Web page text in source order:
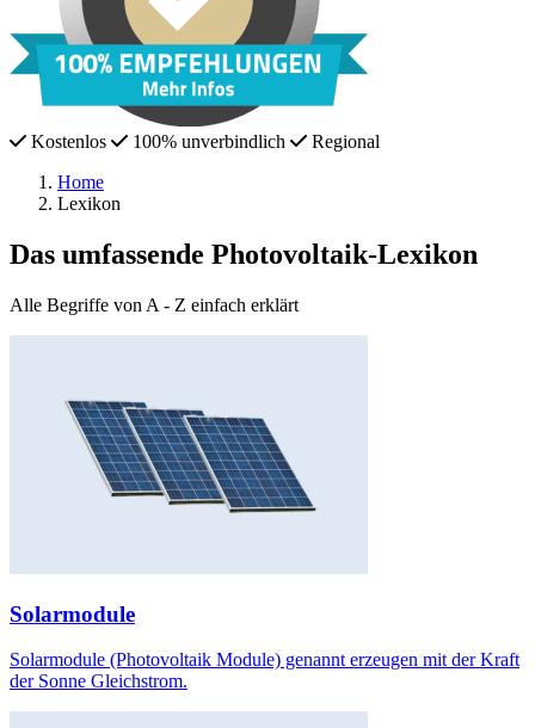
Kostenlos 100% unverbindlich
Regional
Home
Lexikon
Das umfassende Photovoltaik-Lexikon
Alle Begriffe von A - Z einfach erklärt
Solarmodule
Solarmodule (Photovoltaik Module) genannt erzeugen mit der Kraft
der Sonne Gleichstrom.